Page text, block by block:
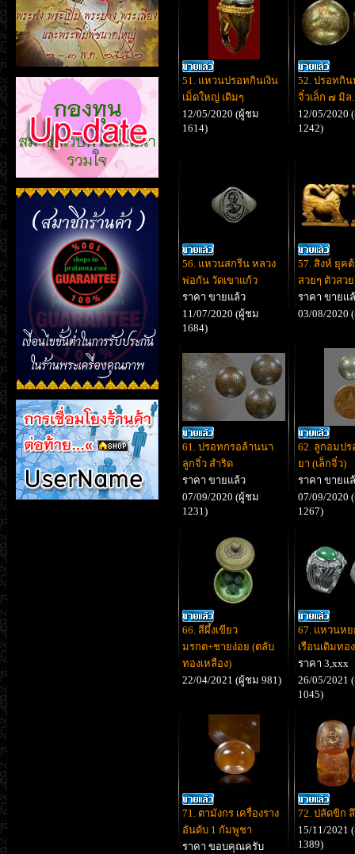
51. แหวนปรอทกินเงิน
เม็ดใหญ่ เดิมๆ
12/05/2020 (ผู้ชม
1614)
52. ปรอทกิน
จิ๋วเล็ก ๗ มิล.
12/05/2020
1242)
56. แหวนสกรีน หลวง
พ่อกัน วัดเขาแก้ว
ราคา ขายแล้ว
11/07/2020 (ผู้ชม
1684)
57. สิงห์ ยุค
สวยๆ ตัวสว
ราคา ขายแ
03/08/2020
61. ปรอทกรอล้านนา
ลูกจิ๋ว สำริด
ราคา ขายแล้ว
07/09/2020 (ผู้ชม
1231)
62. ลูกอมป
ยา (เล็กจิ๋ว)
ราคา ขายแ
07/09/2020
1267)
66. สีผึ้งเขียว
มรกต+ชายง่อย (ตลับ
ทองเหลือง)
22/04/2021 (ผู้ชม 981)
67. แหวนห
เรือนเดิมทอ
ราคา 3,xxx
26/05/2021
1045)
71. ตามังกร เครื่องราง
อันดับ 1 กัมพูชา
ราคา ขอบคุณครับ
72. ปลัดขิก
15/11/2021
1389)